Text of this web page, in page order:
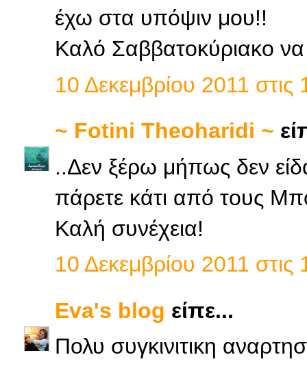
έχω στα υπόψιν μου!!
Καλό Σαββατοκύριακο να
10 Δεκεμβρίου 2011 στις
~ Fotini Theoharidi ~
..Δεν ξέρω μήπως δεν
πάρετε κάτι από τους
Καλή συνέχεια!
10 Δεκεμβρίου 2011 στις
Eva's blog είπε...
Πολυ συγκινιτικη